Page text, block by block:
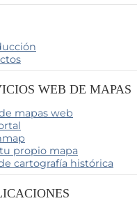
WEB DE MAPAS
mapas web
propio mapa
cartografía histórica